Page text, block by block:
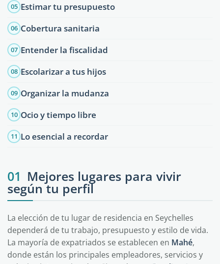
05 Estimar tu presupuesto
06 Cobertura sanitaria
07 Entender la fiscalidad
08 Escolarizar a tus hijos
09 Organizar la mudanza
10 Ocio y tiempo libre
11 Lo esencial a recordar
01 Mejores lugares para vivir
según tu perfil
La elección de tu lugar de residencia en Seychelles
dependerá de tu trabajo, presupuesto y estilo de vida.
La mayoría de expatriados se establecen en Mahé,
donde están los principales empleadores, servicios y